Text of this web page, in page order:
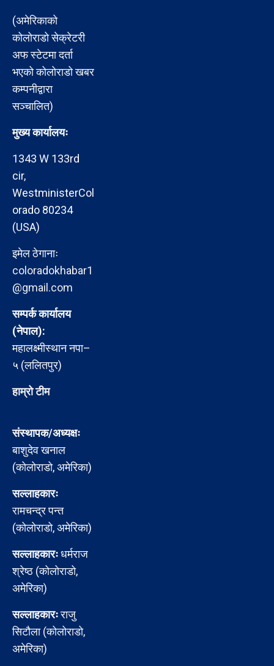
(अमेरिकाको
कोलोराडो सेक्रेटरी
अफ स्टेटमा दर्ता
भएको कोलोराडो खबर
कम्पनीद्वारा
सञ्चालित)
मुख्य कार्यालयः
1343 W 133rd
cir,
WestministerCol
orado 80234
(USA)
इमेल ठेगानाः
coloradokhabar1
@gmail.com
सम्पर्क कार्यालय
(नेपाल):
महालक्ष्मीस्थान नपा–
५ (ललितपुर)
हाम्रो टीम
संस्थापक/अध्यक्षः
बाशुदेव खनाल
(कोलोराडो, अमेरिका)
सल्लाहकारः
रामचन्द्र पन्त
(कोलोराडो, अमेरिका)
सल्लाहकारःधर्मराज
श्रेष्ठ (कोलोराडो,
अमेरिका)
सल्लाहकारःराजु
सिटौला (कोलोराडो,
अमेरिका)